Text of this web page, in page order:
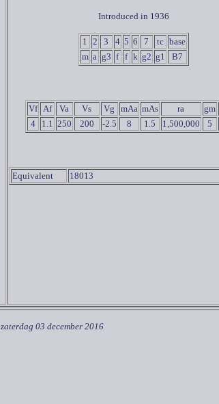
Introduced in 1936
1 2 3 4 5 6 7 tc base
m a g3 f f k g2 g1 B7
Vf Af Va Vs Vg mAa mAs ra gm
4
1.1 250 200 -2.5 8 1.5 1,500,000 5
Equivalent 18013
zaterdag 03 december 2016